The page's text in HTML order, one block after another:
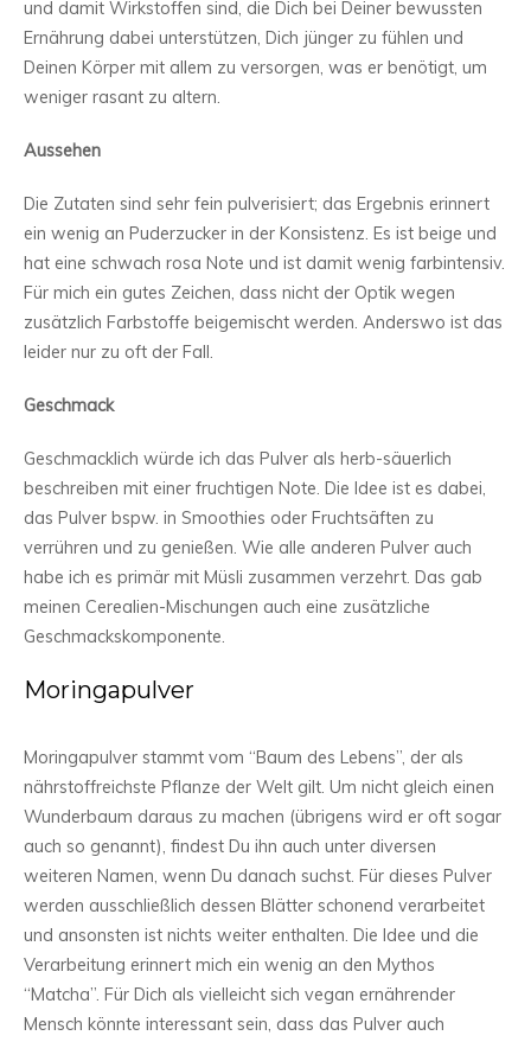
und damit Wirkstoffen sind, die Dich bei Deiner bewussten
Ernährung dabei unterstützen, Dich jünger zu fühlen und
Deinen Körper mit allem zu versorgen, was er benötigt, um
weniger rasant zu altern.
Aussehen
Die Zutaten sind sehr fein pulverisiert; das Ergebnis erinnert
ein wenig an Puderzucker in der Konsistenz. Es ist beige und
hat eine schwach rosa Note und ist damit wenig farbintensiv.
Für mich ein gutes Zeichen, dass nicht der Optik wegen
zusätzlich Farbstoffe beigemischt werden. Anderswo ist das
leider nur zu oft der Fall.
Geschmack
Geschmacklich würde ich das Pulver als herb-säuerlich
beschreiben mit einer fruchtigen Note. Die Idee ist es dabei,
das Pulver bspw. in Smoothies oder Fruchtsäften zu
verrühren und zu genießen. Wie alle anderen Pulver auch
habe ich es primär mit Müsli zusammen verzehrt. Das gab
meinen Cerealien-Mischungen auch eine zusätzliche
Geschmackskomponente.
Moringapulver
Moringapulver stammt vom “Baum des Lebens”, der als
nährstoffreichste Pflanze der Welt gilt. Um nicht gleich einen
Wunderbaum daraus zu machen (übrigens wird er oft sogar
auch so genannt), findest Du ihn auch unter diversen
weiteren Namen, wenn Du danach suchst. Für dieses Pulver
werden ausschließlich dessen Blätter schonend verarbeitet
und ansonsten ist nichts weiter enthalten. Die Idee und die
Verarbeitung erinnert mich ein wenig an den Mythos
“Matcha”. Für Dich als vielleicht sich vegan ernährender
Mensch könnte interessant sein, dass das Pulver auch